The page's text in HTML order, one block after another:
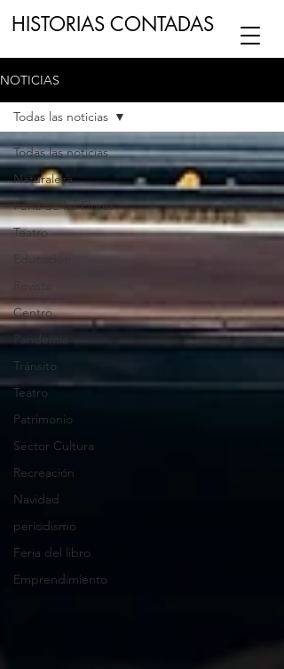
HISTORIAS CONTADAS
NUESTRO CANAL DE
ESCRIBENOS
NOTICIAS
Todas las noticias
Naturaleza
Feria de las Flores
Teatro
Educación
Revista
Centro
Pandemia
Tránsito
Teatro
Patrimonio
Sector Cultura
Recreación
Navidad
periodismo
Feria del libro
Emprendimiento
Todas las noticias